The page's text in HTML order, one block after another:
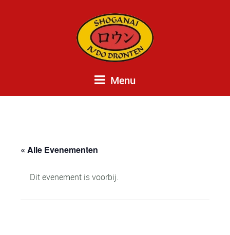
Menu
« Alle Evenementen
Dit evenement is voorbij.